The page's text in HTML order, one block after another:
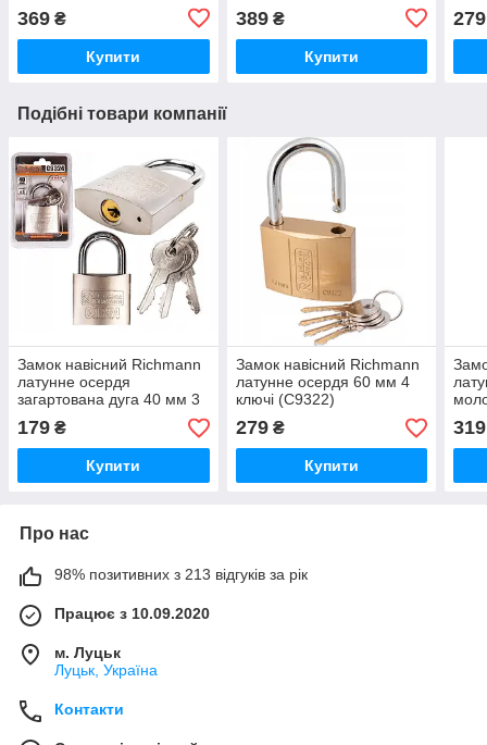
369 ₴
Купити
389₴
Купити
279
Подібні товари компанії
Замок навісний Richmann
латунне осердя
загартована дуга 40 мм 3
ключі (C9324)
179 ₴
Купити
Замок навісний Richmann
латунне осердя 60 мм 4
ключі (C9322)
279₴
Купити
4
319
Про нас
98% позитивних з 213 відгуків за рік
Працює з 10.09.2020
м. Луцьк
Луцьк, Україна
Контакти